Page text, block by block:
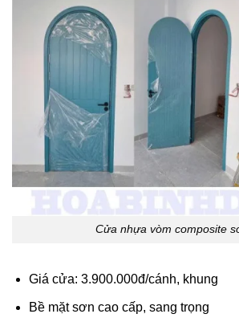
Cửa nhựa vòm composite
Giá cửa: 3.900.000đ/cánh, khung
Bề mặt sơn cao cấp, sang trọng